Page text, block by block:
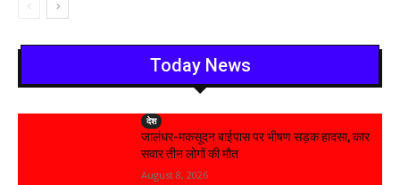
Today News
देश
जालंधर-मकसूदन बाईपास पर भीषण सड़क हादसा, कार
सवार तीन लोगों की मौत
August 8, 2026